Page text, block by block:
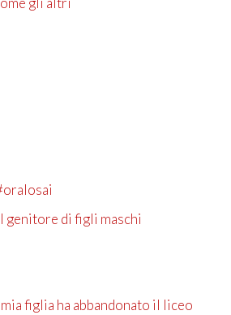
genitore di figli maschi
figlia ha abbandonato il liceo